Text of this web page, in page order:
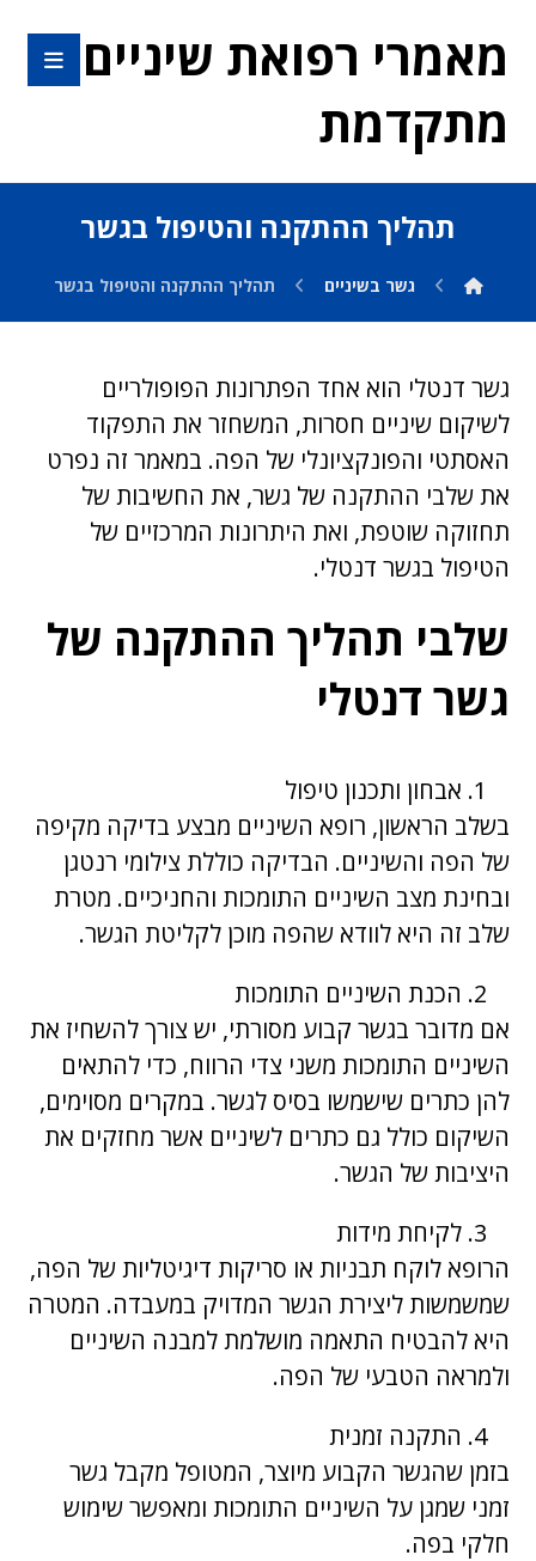
מאמרי רפואת שיניים
מתקדמת
תהליך ההתקנה והטיפול בגשר
גשר בשיניים תהליך ההתקנה והטיפול בגשר
גשר דנטלי הוא אחד הפתרונות הפופולריים
לשיקום שיניים חסרות, המשחזר את התפקוד
האסתטי והפונקציונלי של הפה. במאמר זה נפרט
את שלבי ההתקנה של גשר, את החשיבות של
תחזוקה שוטפת, ואת היתרונות המרכזיים של
הטיפול בגשר דנטלי.
שלבי תהליך ההתקנה של
גשר דנטלי
אבחון ותכנון טיפול
בשלב הראשון, רופא השיניים מבצע בדיקה מקיפה
של הפה והשיניים. הבדיקה כוללת צילומי רנטגן
ובחינת מצב השיניים התומכות והחניכיים. מטרת
שלב זה היא לוודא שהפה מוכן לקליטת הגשר.
הכנת השיניים התומכות
אם מדובר בגשר קבוע מסורתי, יש צורך להשחיז את
השיניים התומכות משני צדי הרווח, כדי להתאים
להן כתרים שישמשו בסיס לגשר. במקרים מסוימים,
השיקום כולל גם כתרים לשיניים אשר מחזקים את
היציבות של הגשר.
לקיחת מידות
הרופא לוקח תבניות או סריקות דיגיטליות של הפה,
שמשמשות ליצירת הגשר המדויק במעבדה. המטרה
היא להבטיח התאמה מושלמת למבנה השיניים
ולמראה הטבעי של הפה.
התקנה זמנית
בזמן שהגשר הקבוע מיוצר, המטופל מקבל גשר
זמני שמגן על השיניים התומכות ומאפשר שימוש
חלקי בפה.